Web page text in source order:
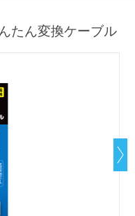
たん変換ケーブル